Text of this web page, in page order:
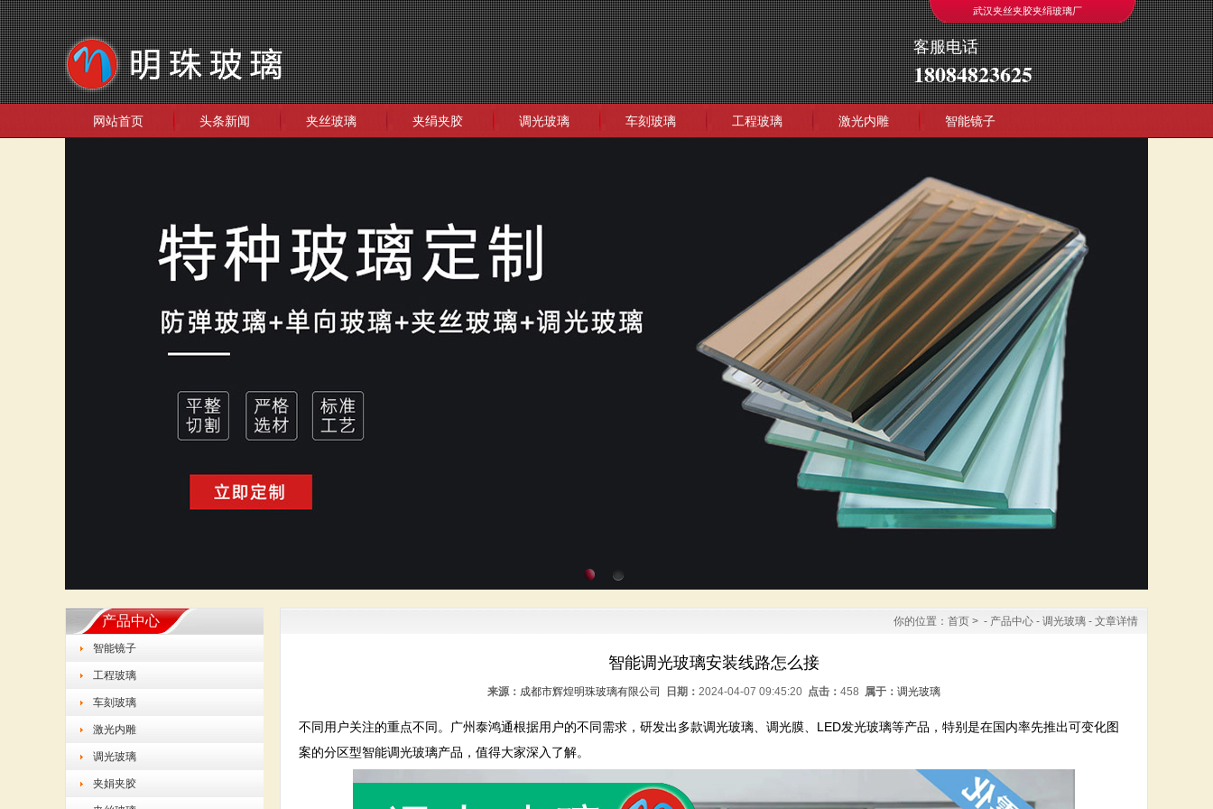
武汉夹丝夹胶夹绢玻璃厂
客服电话
18084823625
网站首页 头条新闻 夹丝玻璃 夹绢夹胶 调光玻璃 车刻玻璃 工程玻璃 激光内雕 智能镜子
产品中心
智能镜子
工程玻璃
车刻玻璃
激光内雕
调光玻璃
夹娟夹胶
你的位置： 首页 > - 产品中心 - 调光玻璃 - 文章详情
智能调光玻璃安装线路怎么接
来源： 成都市辉煌明珠玻璃有限公司 日期： 2024-04-07 09:45:20 点击： 458 属于： 调光玻璃
不同用户关注的重点不同。广州泰鸿通根据用户的不同需求，研发出多款调光玻璃、调光膜、LED发光玻璃等产品，特别是在国内率先推出可变化图
案的分区型智能调光玻璃产品，值得大家深入了解。